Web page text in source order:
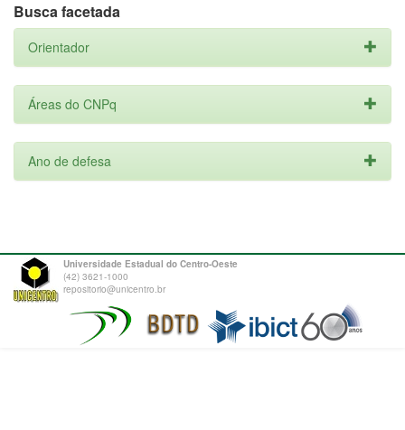
Busca facetada
Orientador
Áreas do CNPq
Ano de defesa
Universidade Estadual do Centro-Oeste
(42) 3621-1000
repositorio@unicentro.br